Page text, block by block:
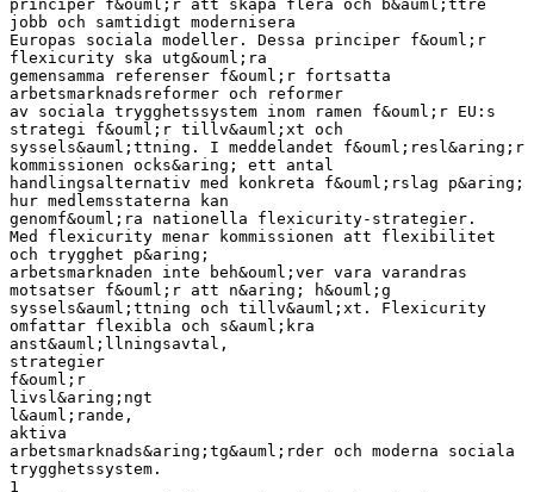
principer f&ouml;r att skapa flera och b&auml;ttre
jobb och samtidigt modernisera
Europas sociala modeller. Dessa principer f&ouml;r
flexicurity ska utg&ouml;ra
gemensamma referenser f&ouml;r fortsatta
arbetsmarknadsreformer och reformer
av sociala trygghetssystem inom ramen f&ouml;r EU:s
strategi f&ouml;r tillv&auml;xt och
syssels&auml;ttning. I meddelandet f&ouml;resl&aring;r
kommissionen ocks&aring; ett antal
handlingsalternativ med konkreta f&ouml;rslag p&aring;
hur medlemsstaterna kan
genomf&ouml;ra nationella flexicurity-strategier.
Med flexicurity menar kommissionen att flexibilitet
och trygghet p&aring;
arbetsmarknaden inte beh&ouml;ver vara varandras
motsatser f&ouml;r att n&aring; h&ouml;g
syssels&auml;ttning och tillv&auml;xt. Flexicurity
omfattar flexibla och s&auml;kra
anst&auml;llningsavtal,
strategier
f&ouml;r
livsl&aring;ngt
l&auml;rande,
aktiva
arbetsmarknads&aring;tg&auml;rder och moderna sociala
trygghetssystem.
1